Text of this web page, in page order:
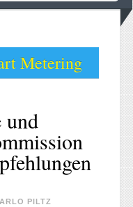
Metering
und
PILTZ